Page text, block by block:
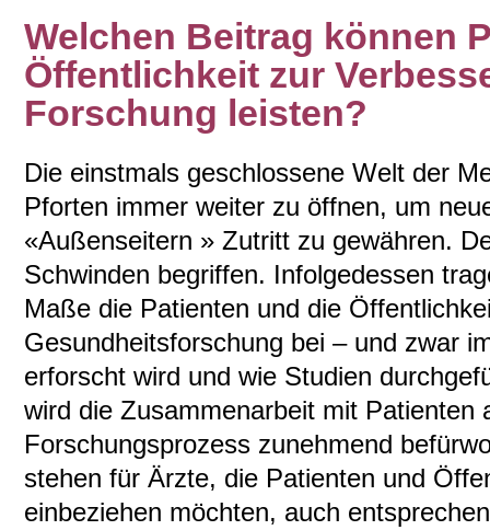
Welchen Beitrag können
Öffentlichkeit zur
Forschung leisten?
Die einstmals geschlossene Welt der
Pforten immer weiter zu öffnen, um
«Außenseitern » Zutritt zu gewähren.
Schwinden begriffen. Infolgedessen
Maße die Patienten und die
Gesundheitsforschung bei – und zwar
erforscht wird und wie Studien
wird die Zusammenarbeit mit Patienten
Forschungsprozess zunehmend
stehen für Ärzte, die Patienten und
einbeziehen möchten, auch